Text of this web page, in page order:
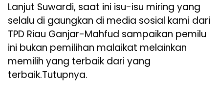
Lanjut Suwardi, saat ini isu-isu miring yang
selalu di gaungkan di media sosial kami dari
TPD Riau Ganjar-Mahfud sampaikan pemilu
ini bukan pemilihan malaikat melainkan
memilih yang terbaik dari yang
terbaik.Tutupnya.